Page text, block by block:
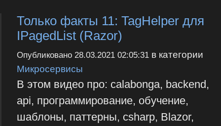
Только факты 11: TagHelper для
IPagedList (Razor)
Опубликовано 28.03.2021 02:05:31в категории
Микросервисы
В этом видео про: calabonga, backend,
api, программирование, обучение,
шаблоны, паттерны, csharp, Blazor,